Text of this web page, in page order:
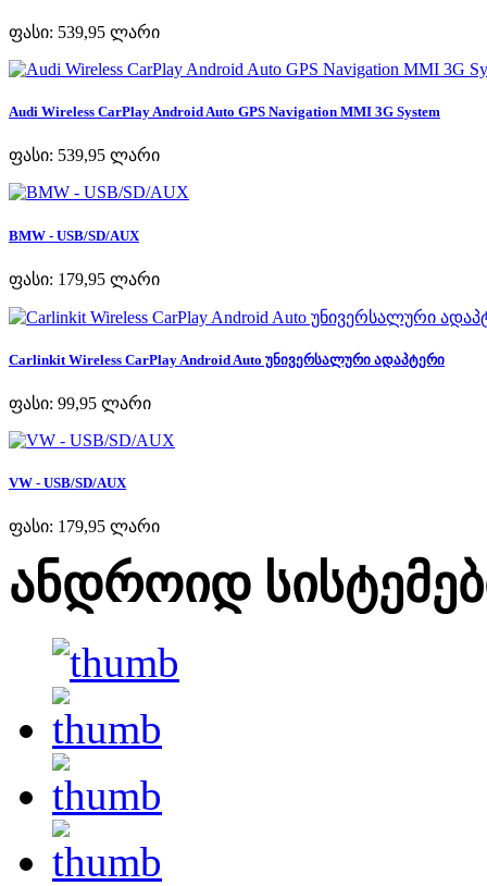
ფასი: 539,95 ლარი
Audi Wireless CarPlay Android Auto GPS Navigation MMI 3G System
ფასი: 539,95 ლარი
BMW - USB/SD/AUX
ფასი: 179,95 ლარი
Carlinkit Wireless CarPlay Android Auto უნივერსალური ადაპტერი
ფასი: 99,95 ლარი
VW - USB/SD/AUX
ფასი: 179,95 ლარი
ანდროიდ